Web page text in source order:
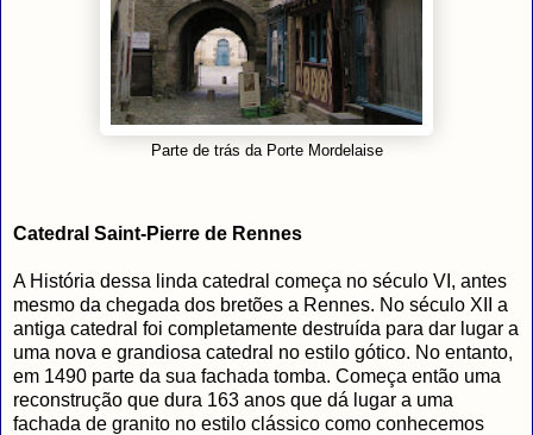
Parte de trás da Porte Mordelaise
Catedral Saint-Pierre de Rennes
A História dessa linda catedral começa no século VI, antes
mesmo da chegada dos bretões a Rennes. No século XII a
antiga catedral foi completamente destruída para dar lugar a
uma nova e grandiosa catedral no estilo gótico. No entanto,
em 1490 parte da sua fachada tomba. Começa então uma
reconstrução que dura 163 anos que dá lugar a uma
fachada de granito no estilo clássico como conhecemos